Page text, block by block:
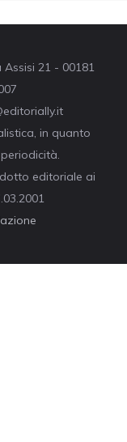
21 - 00181
in quanto
editoriale ai